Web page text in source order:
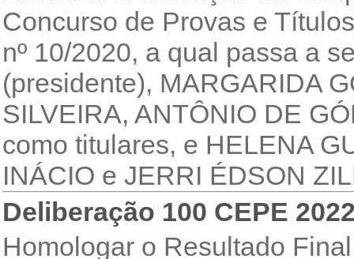
Concurso de Provas e
nº 10/2020, a qual passa a
(presidente), MARGARIDA
SILVEIRA, ANTÔNIO DE
como titulares, e HELENA
INÁCIO e JERRI ÉDSON
Deliberação 100 CEPE
Homologar o Resultado